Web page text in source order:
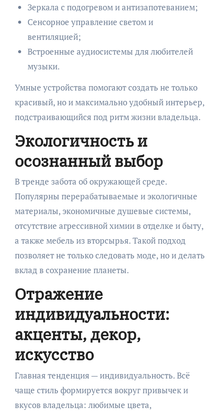
Зеркала с подогревом и антизапотеванием;
Сенсорное управление светом и
вентиляцией;
Встроенные аудиосистемы для любителей
музыки.
Умные устройства помогают создать не только
красивый, но и максимально удобный интерьер,
подстраивающийся под ритм жизни владельца.
Экологичность и
осознанный выбор
В тренде забота об окружающей среде.
Популярны перерабатываемые и экологичные
материалы, экономичные душевые системы,
отсутствие агрессивной химии в отделке и быту,
а также мебель из вторсырья. Такой подход
позволяет не только следовать моде, но и делать
вклад в сохранение планеты.
Отражение
индивидуальности:
акценты, декор,
искусство
Главная тенденция — индивидуальность. Всё
чаще стиль формируется вокруг привычек и
вкусов владельца: любимые цвета,